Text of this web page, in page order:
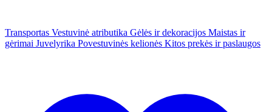
Transportas Vestuvinė atributika Gėlės ir dekoracijos Maistas ir
gėrimai Juvelyrika Povestuvinės kelionės Kitos prekės ir paslaugos